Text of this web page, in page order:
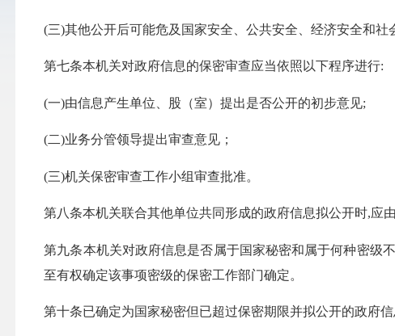
(三)其他公开后可能危及国家安全、公共安全、经济安全和社
第七条本机关对政府信息的保密审查应当依照以下程序进行:
(一)由信息产生单位、股（室）提出是否公开的初步意见;
(二)业务分管领导提出审查意见；
(三)机关保密审查工作小组审查批准。
第八条本机关联合其他单位共同形成的政府信息拟公开时,应
第九条本机关对政府信息是否属于国家秘密和属于何种密级
至有权确定该事项密级的保密工作部门确定。
第十条已确定为国家秘密但已超过保密期限并拟公开的政府信